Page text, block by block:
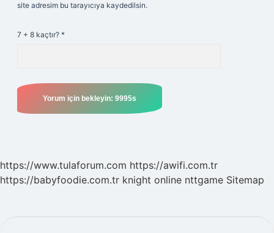
site adresim bu tarayıcıya kaydedilsin.
7 + 8 kaçtır? *
https://www.tulaforum.com https://awifi.com.tr
https://babyfoodie.com.tr knight online nttgame Sitemap